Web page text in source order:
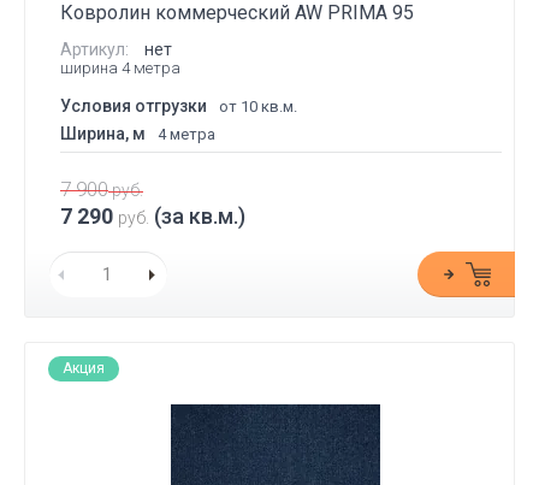
Ковролин коммерческий AW PRIMA 95
Артикул: нет
ширина 4 метра
Условия отгрузки от 10 кв.м.
Ширина, м 4 метра
7 900руб.
7 290 руб. (за кв.м.)
Акция